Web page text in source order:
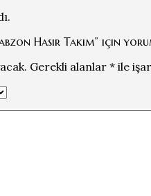
Hasır Takım” için
Gerekli alanlar * ile